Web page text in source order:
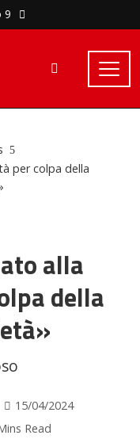
9
per colpa della
alla
della
15/04/2024
Read